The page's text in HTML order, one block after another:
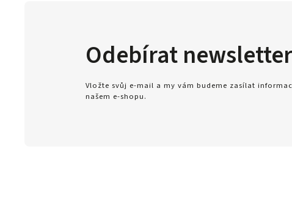
Odebírat newsletter
Vložte svůj e-mail a my vám budeme zasílat
našem e-shopu.